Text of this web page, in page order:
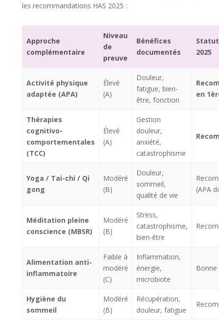
les recommandations HAS 2025 :
Approche
complémentaire
Niveau
de
preuve
Bénéfices
documentés
Statut
2025
Activité physique
adaptée (APA)
Élevé
(A)
Douleur,
fatigue, bien-
être, fonction
en
Thérapies
cognitivo-
comportementales
(TCC)
Élevé
(A)
Gestion
douleur,
anxiété,
catastrophisme
Yoga / Tai-chi / Qi
gong
Modéré
(B)
Douleur,
sommeil,
qualité de vie
(APA
Méditation pleine
conscience (MBSR)
Modéré
(B)
Stress,
catastrophisme,
bien-être
Alimentation anti-
inflammatoire
Faible à
modéré
(C)
Inflammation,
énergie,
microbiote
Bonne
Hygiène du
sommeil
Modéré
(B)
Récupération,
douleur, fatigue